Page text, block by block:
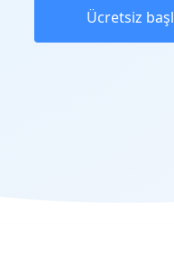
Ücretsiz